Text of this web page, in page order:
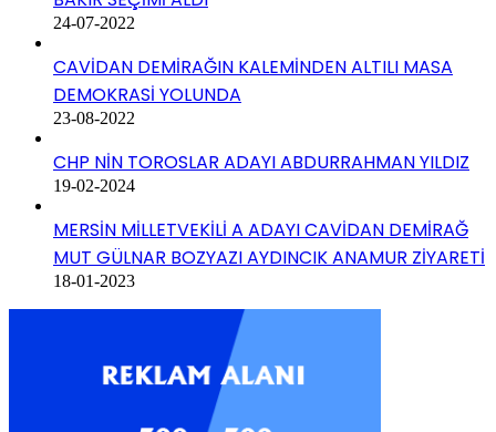
24-07-2022
CAVİDAN DEMİRAĞIN KALEMİNDEN ALTILI MASA
DEMOKRASİ YOLUNDA
23-08-2022
CHP NİN TOROSLAR ADAYI ABDURRAHMAN YILDIZ
19-02-2024
MERSİN MİLLETVEKİLİ A ADAYI CAVİDAN DEMİRAĞ
MUT GÜLNAR BOZYAZI AYDINCIK ANAMUR ZİYARETİ
18-01-2023